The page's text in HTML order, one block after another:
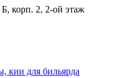
корп. 2, 2-ой этаж